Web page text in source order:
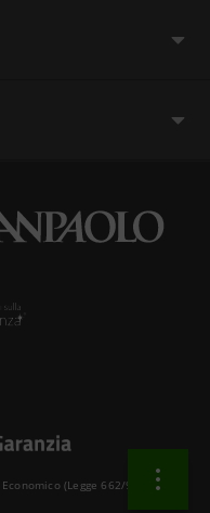
(Legge 662/96 )